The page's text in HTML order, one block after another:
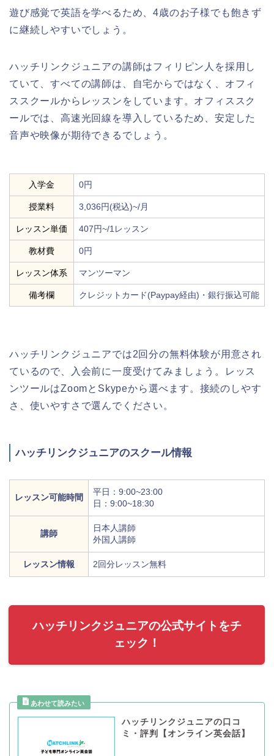
遊び感覚で英語を学べるため、4歳のお子様でも飽きず
に継続しやすいでしょう。
ハッチリンクジュニアの講師はフィリピン人を採用し
ていて、すべての講師は、自宅からではなく、オフィ
ススクールからレッスンをしています。オフィススク
ールでは、高速光回線を導入しているため、安定した
音声や映像が期待できるでしょう。
入学金 0円
授業料 3,036円(税込)~/月
レッスン単価 407円~/1レッスン
教材費 0円
レッスン体系 マンツーマン
備考欄 クレジットカード(Paypay経由)・銀行振込可能
ハッチリンクジュニアでは2回分の無料体験が用意され
ているので、入会前に一度受けてみましょう。レッス
ンツールはZoomとSkypeから選べます。接続のしやす
さ、使いやすさで選んでください。
ハッチリンクジュニアのスクール情報
レッスン可能時間
平日：9:00~23:00
日：9:00~18:30
講師
日本人講師
外国人講師
レッスン情報 2回分レッスン無料
ハッチリンクジュニアの公式サイトをチ
ェック！
ハッチリンクジュニアの口コ
ミ・評判【オンライン英会話】